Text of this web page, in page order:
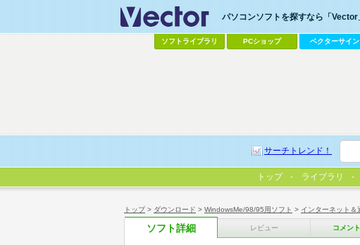
トップ> ダウンロード > WindowsMe/98/95用ソフト > インターネット＆
ソフト詳細 レビュー コメン
パソコンソフトを探すなら「Vector
ソフトライブラリ PCショップ ベクターサイン
サーチトレンド！
トップ ライブラリ